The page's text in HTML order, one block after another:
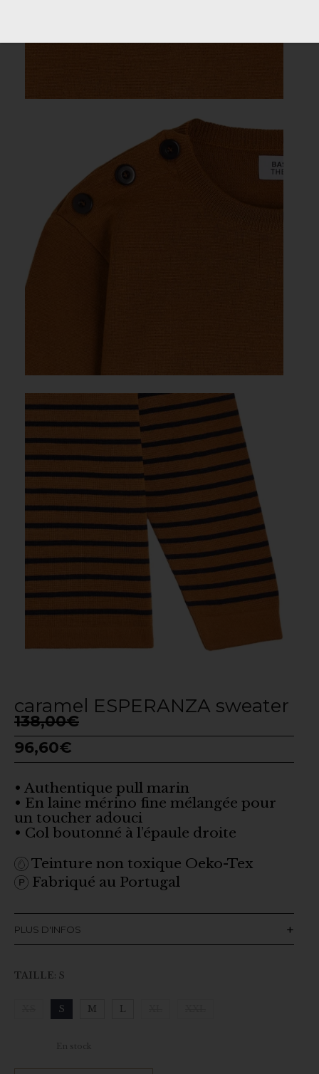
caramel ESPERANZA sweater
138,00€
96,60€
• Authentique pull marin
• En laine mérino fine mélangée pour
un toucher adouci
• Col boutonné à l’épaule droite
Teinture non toxique Oeko-Tex
Fabriqué au Portugal
PLUS D'INFOS
TAILLE: S
S M L
En stock